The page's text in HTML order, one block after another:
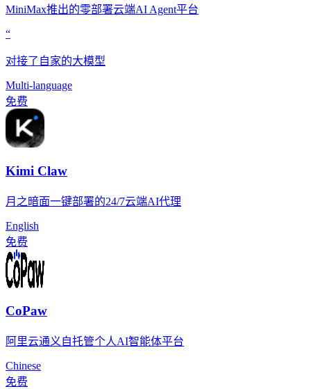
MiniMax推出的零部署云端AI Agent平台
“
对接了自家的大模型
Multi-language
免费
Kimi Claw
月之暗面一键部署的24/7云端AI代理
English
免费
CoPaw
阿里云通义自托管个人AI智能体平台
Chinese
免费